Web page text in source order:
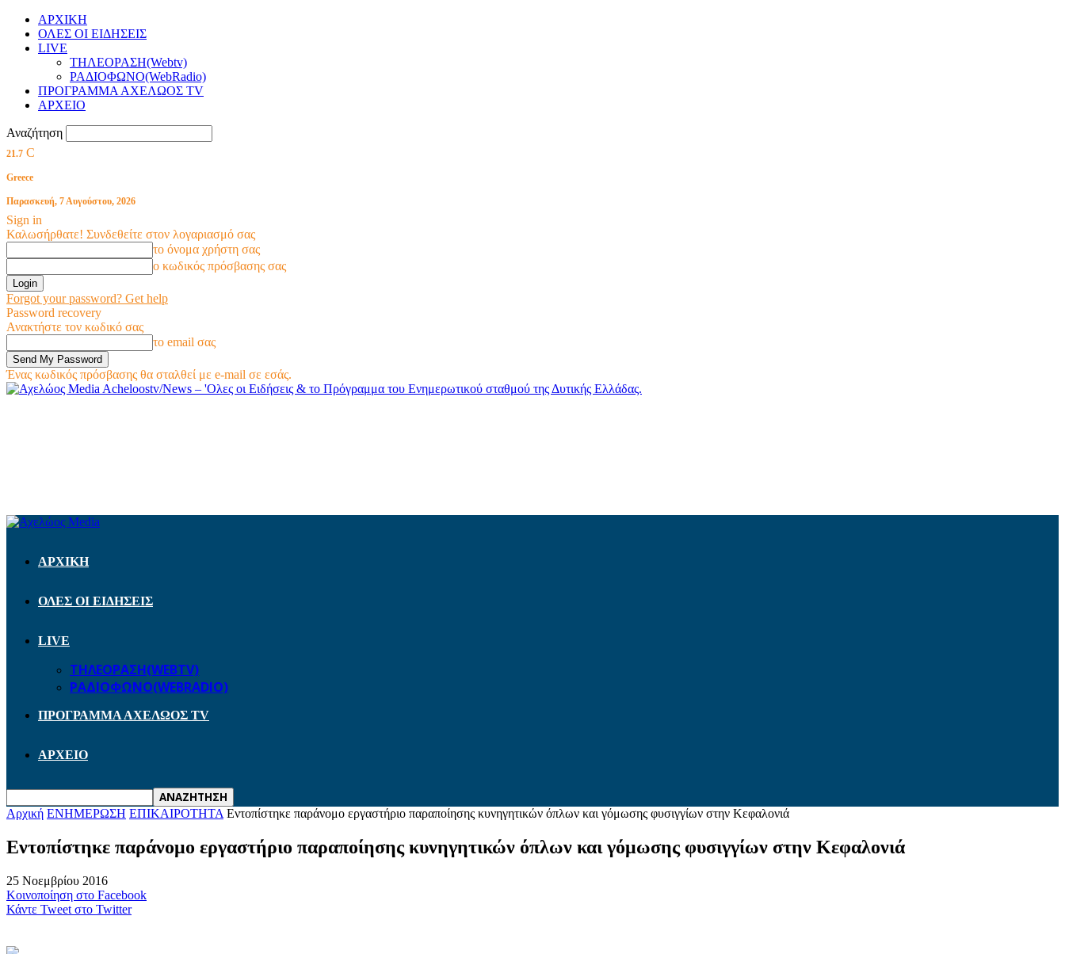
ΑΡΧΙΚΗ
ΟΛΕΣ ΟΙ ΕΙΔΗΣΕΙΣ
LIVE
ΤΗΛΕΟΡΑΣΗ(Webtv)
ΡΑΔΙΟΦΩΝΟ(WebRadio)
ΠΡΟΓΡΑΜΜΑ ΑΧΕΛΩΟΣ TV
ΑΡΧΕΙΟ
Αναζήτηση
21.7 C
Greece
Παρασκευή, 7 Αυγούστου, 2026
Sign in
Καλωσήρθατε! Συνδεθείτε στον λογαριασμό σας
το όνομα χρήστη σας
ο κωδικός πρόσβασης σας
Forgot your password? Get help
Password recovery
Ανακτήστε τον κωδικό σας
το email σας
Ένας κωδικός πρόσβασης θα σταλθεί με e-mail σε εσάς.
Acheloostv/News – 'Ολες οι Ειδήσεις & το Πρόγραμμα του Ενημερωτικού σταθμού της Δυτικής Ελλάδας.
ΑΡΧΙΚΗ
ΟΛΕΣ ΟΙ ΕΙΔΗΣΕΙΣ
LIVE
ΤΗΛΕΟΡΑΣΗ(WEBTV)
ΡΑΔΙΟΦΩΝΟ(WEBRADIO)
ΠΡΟΓΡΑΜΜΑ ΑΧΕΛΩΟΣ TV
ΑΡΧΕΙΟ
Αρχική ΕΝΗΜΕΡΩΣΗ ΕΠΙΚΑΙΡΟΤΗΤΑ Εντοπίστηκε παράνομο εργαστήριο παραποίησης κυνηγητικών όπλων και γόμωσης φυσιγγίων στην Κεφαλονιά
Εντοπίστηκε παράνομο εργαστήριο παραποίησης κυνηγητικών όπλων και γόμωσης φυσιγγίων στην Κεφαλονιά
25 Νοεμβρίου 2016
Κοινοποίηση στο Facebook
Κάντε Tweet στο Twitter